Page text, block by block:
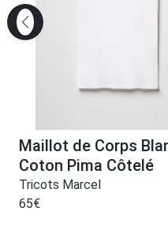
Maillot de Corps
Coton Pima Côtelé
Tricots Marcel
65€